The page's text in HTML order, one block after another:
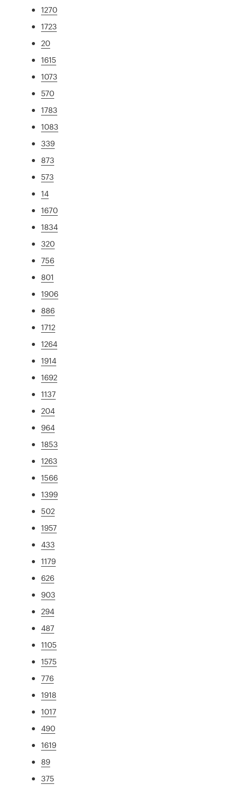
1270
1723
20
1615
1073
570
1783
1083
339
873
573
14
1670
1834
320
756
801
1906
886
1712
1264
1914
1692
1137
204
964
1853
1263
1566
1399
502
1957
433
1179
626
903
294
487
1105
1575
776
1918
1017
490
1619
89
375